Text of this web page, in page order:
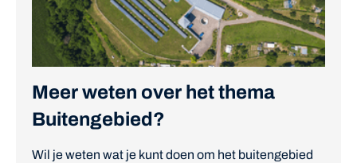
Meer weten over het thema
Buitengebied?
Wil je weten wat je kunt doen om het buitengebied